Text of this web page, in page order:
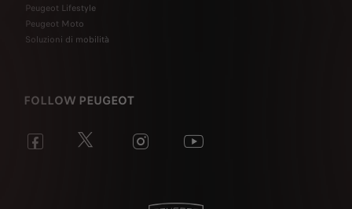
Peugeot Lifestyle
Peugeot Moto
Soluzioni di mobilità
FOLLOW PEUGEOT